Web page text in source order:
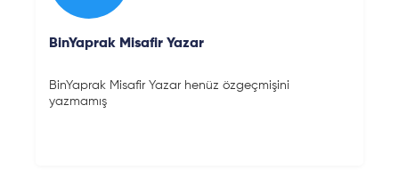
BinYaprak Misafir Yazar
BinYaprak Misafir Yazar henüz özgeçmişini
yazmamış